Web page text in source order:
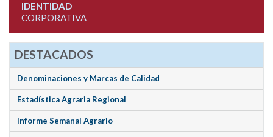
IDENTIDAD
CORPORATIVA
DESTACADOS
Denominaciones y Marcas de Calidad
Estadística Agraria Regional
Informe Semanal Agrario